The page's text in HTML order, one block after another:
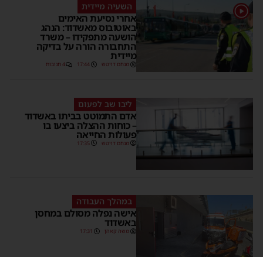
1 השעיה מיידית
אחרי נסיעת האימים
באוטובוס מאשדוד: הנהג
הושעה מתפקידו – משרד
התחבורה הורה על בדיקה
מיידית
מנחם דויטש 17:44 4 תגובות
ליבו שב לפעום
אדם התמוטט בביתו באשדוד
– כוחות ההצלה ביצעו בו
פעולות החייאה
מנחם דויטש 17:35
במהלך העבודה
אישה נפלה מסולם במחסן
באשדוד
משה קאהן 17:31